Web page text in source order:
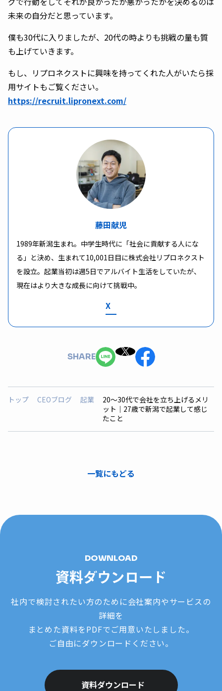
未来の自分だと思っています。
僕も30代に入りましたが、20代の時よりも挑戦の量も質
も上げていきます。
もし、リプロネクストに興味を持ってくれた人がいたら採
用サイトもご覧ください。
https://recruit.lipronext.com/
藤田献児
1989年新潟生まれ。中学生時代に「社会に貢献する人にな
る」と決め、生まれて10,001日目に株式会社リプロネクスト
を設立。起業当初は週5日でアルバイト生活をしていたが、
現在はより大きな成長に向けて挑戦中。
X
SHARE
トップ CEOブログ 起業
20〜30代で会社を立ち上げるメリ
ット｜27歳で新潟で起業して感じ
たこと
一覧にもどる
DOWNLOAD
資料ダウンロード
社内で検討されたい方のために会社案内やサービスの
詳細を
まとめた資料をPDFでご用意いたしました。
ご自由にダウンロードください。
資料ダウンロード